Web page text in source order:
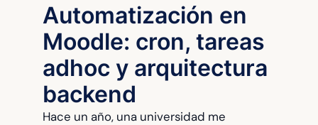
Automatización en
Moodle: cron, tareas
adhoc y arquitectura
backend
Hace un año, una universidad me